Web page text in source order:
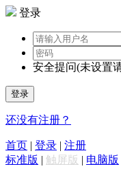
登录
安全提问(未设置
登录
还没有注册？
首页 | 登录 | 注册
标准版 | 触屏版 | 电脑版